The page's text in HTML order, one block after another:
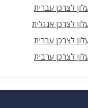
לצרכן עברית
לצרכן אנגלית
לצרכן עברית
לצרכן ערבית